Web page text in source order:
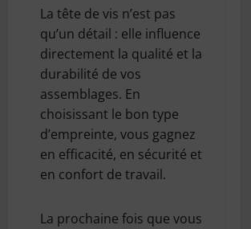
La tête de vis n’est pas
qu’un détail : elle influence
directement la qualité et la
durabilité de vos
assemblages. En
choisissant le bon type
d’empreinte, vous gagnez
en efficacité, en sécurité et
en confort de travail.
La prochaine fois que vous